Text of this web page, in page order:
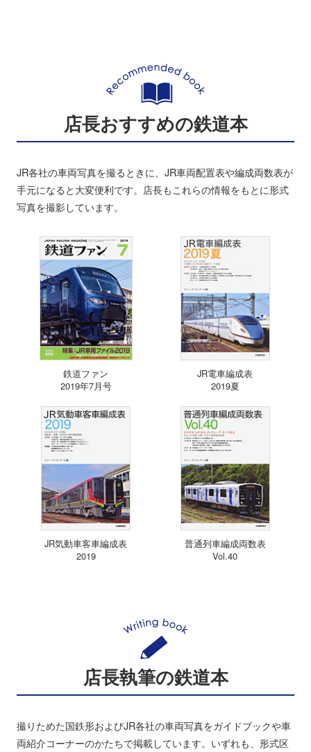
店長おすすめの鉄道本
JR各社の車両写真を撮るときに、JR車両配置表や編成両数表が
手元になると大変便利です。店長もこれらの情報をもとに形式
写真を撮影しています。
鉄道ファン
2019年7月号
JR電車編成表
2019夏
JR気動車客車編成表
2019
普通列車編成両数表
Vol.40
店長執筆の鉄道本
撮りためた国鉄形およびJR各社の車両写真をガイドブックや車
両紹介コーナーのかたちで掲載しています。いずれも、形式区